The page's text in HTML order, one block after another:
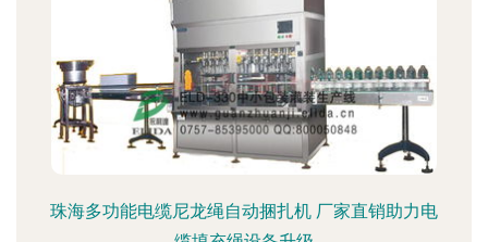
珠海多功能电缆尼龙绳自动捆扎机 厂家直销助力电